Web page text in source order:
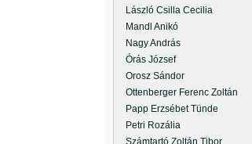
László Csilla Cecilia
Mandl Anikó
Nagy András
Órás József
Orosz Sándor
Ottenberger Ferenc Zoltán
Papp Erzsébet Tünde
Petri Rozália
Számtartó Zoltán Tibor